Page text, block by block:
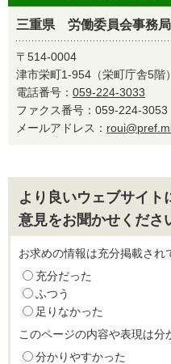
三重県 労働委員会事務
〒514-0004
津市栄町1-954（栄町庁舎5階）
電話番号： 059-224-3033
ファクス番号：059-224-
メールアドレス：
より良いウェブサイト
意見をお聞かせくださ
お求めの情報は充分掲載され
充分だった
ふつう
足りなかった
このページの内容や表現は分
分かりやすかった